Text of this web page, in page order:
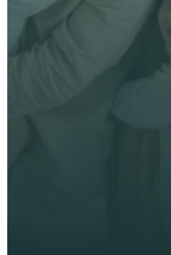
Meilleur service, sans surcoût
Comparer mes
options!